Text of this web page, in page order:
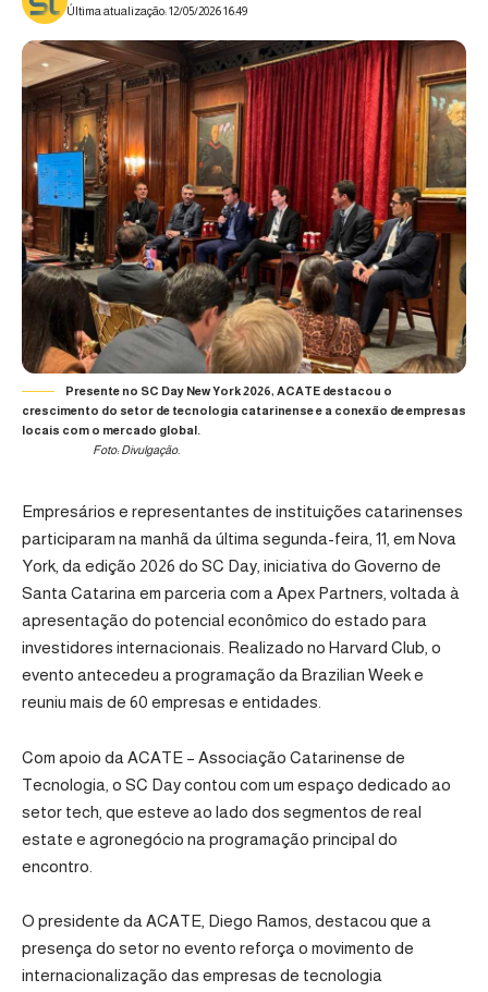
Última atualização: 12/05/2026 16:49
Presente no SC Day New York 2026, ACATE destacou o
crescimento do setor de tecnologia catarinense e a conexão de empresas
locais com o mercado global.
Foto: Divulgação.
Empresários e representantes de instituições catarinenses
participaram na manhã da última segunda-feira, 11, em Nova
York, da edição 2026 do SC Day, iniciativa do Governo de
Santa Catarina em parceria com a Apex Partners, voltada à
apresentação do potencial econômico do estado para
investidores internacionais. Realizado no Harvard Club, o
evento antecedeu a programação da Brazilian Week e
reuniu mais de 60 empresas e entidades.
Com apoio da ACATE – Associação Catarinense de
Tecnologia, o SC Day contou com um espaço dedicado ao
setor tech, que esteve ao lado dos segmentos de real
estate e agronegócio na programação principal do
encontro.
O presidente da ACATE, Diego Ramos, destacou que a
presença do setor no evento reforça o movimento de
internacionalização das empresas de tecnologia